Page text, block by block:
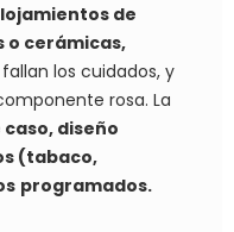
de
cerámicas,
fallan los cuidados, y
rosa. La
diseño
(tabaco,
programados.